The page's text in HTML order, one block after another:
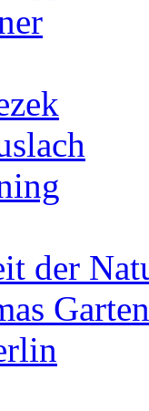
der
Garten